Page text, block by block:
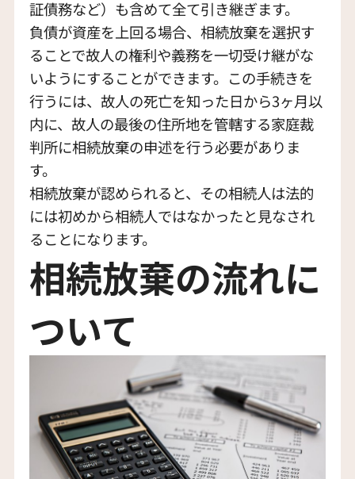
証債務など）も含めて全て引き継ぎます。
負債が資産を上回る場合、相続放棄を選択す
ることで故人の権利や義務を一切受け継がな
いようにすることができます。この手続きを
行うには、故人の死亡を知った日から3ヶ月以
内に、故人の最後の住所地を管轄する家庭裁
判所に相続放棄の申述を行う必要がありま
す。
相続放棄が認められると、その相続人は法的
には初めから相続人ではなかったと見なされ
ることになります。
相続放棄の流れに
ついて